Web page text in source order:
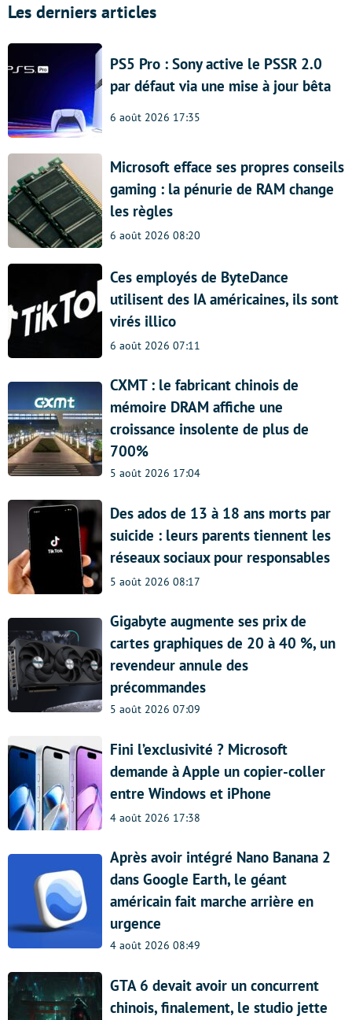
Les derniers articles
PS5 Pro : Sony active le PSSR 2.0
par défaut via une mise à jour bêta
6 août 2026 17:35
Microsoft efface ses propres conseils
gaming : la pénurie de RAM change
les règles
6 août 2026 08:20
Ces employés de ByteDance
utilisent des IA américaines, ils sont
virés illico
6 août 2026 07:11
CXMT : le fabricant chinois de
mémoire DRAM affiche une
croissance insolente de plus de
700%
5 août 2026 17:04
Des ados de 13 à 18 ans morts par
suicide : leurs parents tiennent les
réseaux sociaux pour responsables
5 août 2026 08:17
Gigabyte augmente ses prix de
cartes graphiques de 20 à 40 %, un
revendeur annule des
précommandes
5 août 2026 07:09
Fini l’exclusivité ? Microsoft
demande à Apple un copier-coller
entre Windows et iPhone
4 août 2026 17:38
Après avoir intégré Nano Banana 2
dans Google Earth, le géant
américain fait marche arrière en
urgence
4 août 2026 08:49
GTA 6 devait avoir un concurrent
chinois, finalement, le studio jette